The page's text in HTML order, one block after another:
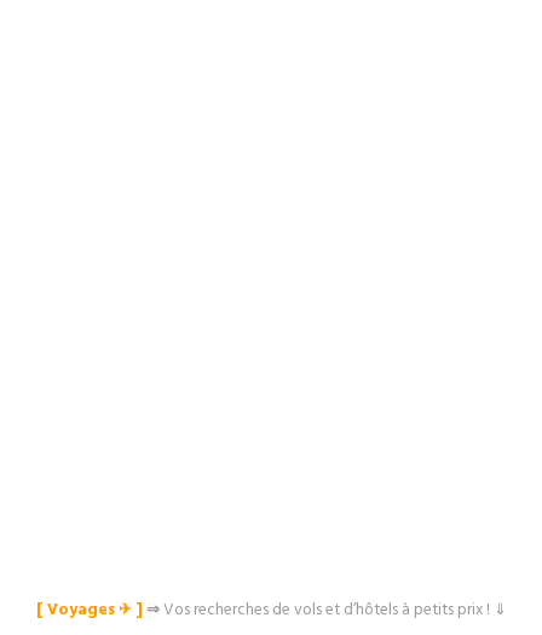
[ Voyages ✈︎ ]⇒Vos recherches de vols et d’hôtels à petits prix ! ⇓